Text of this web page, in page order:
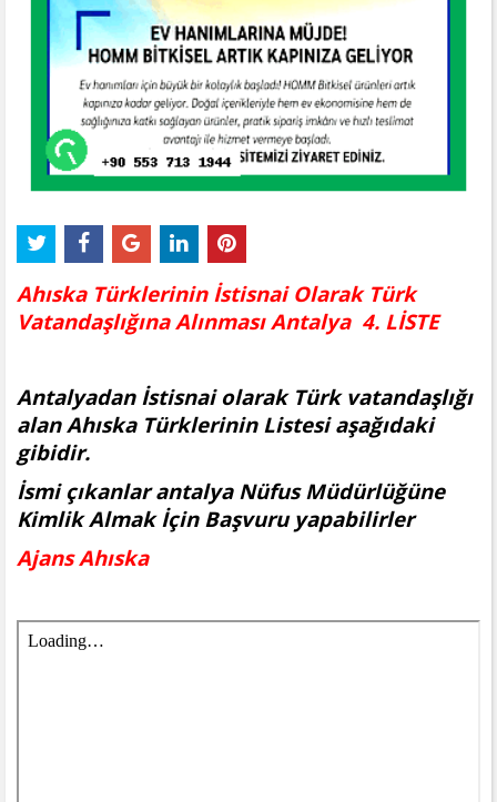
Ahıska Türklerinin İstisnai Olarak Türk
Vatandaşlığına Alınması Antalya 4. LİSTE
Antalyadan İstisnai olarak Türk vatandaşlığı
alan Ahıska Türklerinin Listesi aşağıdaki
gibidir.
İsmi çıkanlar antalya Nüfus Müdürlüğüne
Kimlik Almak İçin Başvuru yapabilirler
Ajans Ahıska